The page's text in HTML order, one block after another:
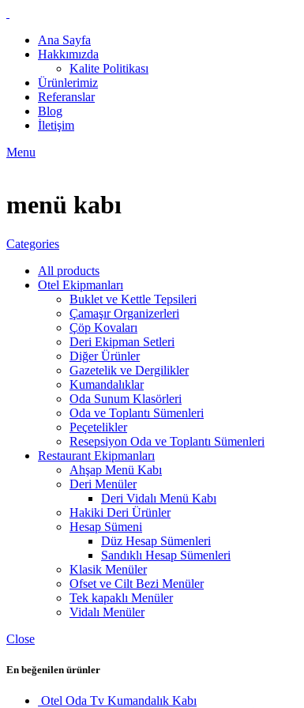
Ana Sayfa
Hakkımızda
Kalite Politikası
Ürünlerimiz
Referanslar
Blog
İletişim
Menu
menü kabı
Categories
All products
Otel Ekipmanları
Buklet ve Kettle Tepsileri
Çamaşır Organizerleri
Çöp Kovaları
Deri Ekipman Setleri
Diğer Ürünler
Gazetelik ve Dergilikler
Kumandalıklar
Oda Sunum Klasörleri
Oda ve Toplantı Sümenleri
Peçetelikler
Resepsiyon Oda ve Toplantı Sümenleri
Restaurant Ekipmanları
Ahşap Menü Kabı
Deri Menüler
Deri Vidalı Menü Kabı
Hakiki Deri Ürünler
Hesap Sümeni
Düz Hesap Sümenleri
Sandıklı Hesap Sümenleri
Klasik Menüler
Ofset ve Cilt Bezi Menüler
Tek kapaklı Menüler
Vidalı Menüler
Close
En beğenilen ürünler
Otel Oda Tv Kumandalık Kabı